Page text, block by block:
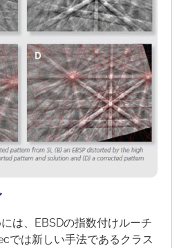
は、EBSDの指数付けルーチ
では新しい手法であるクラス